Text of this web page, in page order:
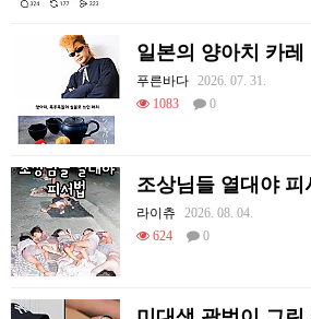
일본의 양아치 카레
푸른바다
2026. 07. 31.
1083
0
조상님들 열대야 피
라이츄
2026. 08. 04.
624
0